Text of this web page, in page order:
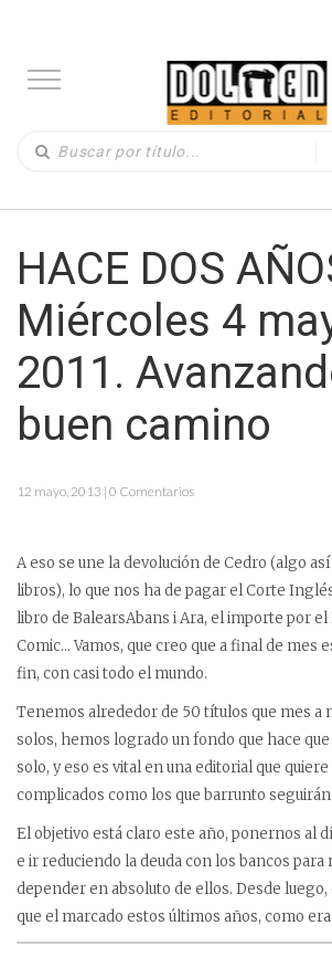
HACE DOS
Miércoles 4
2011.
buen camino
12 mayo, 2013 | 0 Comentarios
A eso se une la devolución de Cedro (algo
libros), lo que nos ha de pagar el Corte
libro de BalearsAbans i Ara, el importe por
Comic… Vamos, que creo que a final de mes
fin, con casi todo el mundo.
Tenemos alrededor de 50 títulos que mes a
solos, hemos logrado un fondo que hace
solo, y eso es vital en una editorial que
complicados como los que barrunto
El objetivo está claro este año, ponernos al
e ir reduciendo la deuda con los bancos para
depender en absoluto de ellos. Desde
que el marcado estos últimos años, como